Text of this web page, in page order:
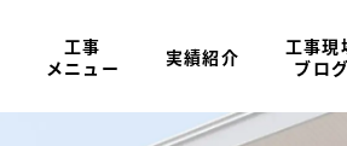
工事
メニュー
実績紹介
工事現
ブログ